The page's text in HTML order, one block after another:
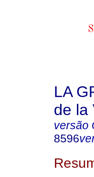
LA
de la
versão
8596